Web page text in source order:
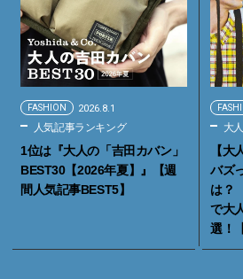
FASHION 2026.8.1
人気記事ランキング
1位は『大人の「吉田カバン」
BEST30【2026年夏】』【週
間人気記事BEST5】
大
【大
バズ
は？
で大
選！